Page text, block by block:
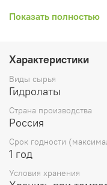
Подходит для
гераниолацетат,
Аромат: немного
Действие:
антибактериальное,
Мелисса лимонная
Показать полностью
Характеристики
Виды сырья
Гидролаты
Страна производства
Россия
Срок годности
1 год
Условия хранения